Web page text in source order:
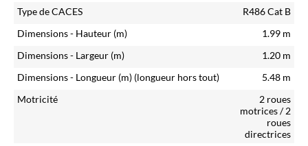
Type de CACES
R486 Cat B
Dimensions - Hauteur (m)
1.99 m
Dimensions - Largeur (m)
1.20 m
Dimensions - Longueur (m) (longueur hors tout) 5.48 m
Motricité
2 roues
motrices / 2
roues
directrices